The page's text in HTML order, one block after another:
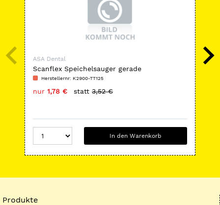
ASA Dental
Scanflex Speichelsauger gerade
Herstellernr: K2900-TT125
nur 1,78 € statt 3,52 €
In den Warenkorb
Produkte